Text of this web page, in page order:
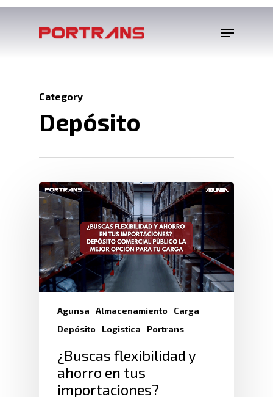
Category
Depósito
Agunsa Almacenamiento
Carga
Depósito
Logistica Portrans
¿Buscas flexibilidad y
ahorro en tus
importaciones?